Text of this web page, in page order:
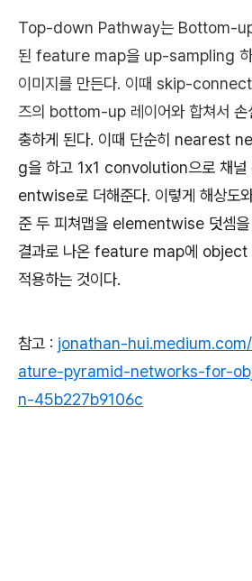
Top-down Pathway는 Bottom-
된 feature map을 up-sampling 하
이미지를 만든다. 이때 skip-
즈의 bottom-up 레이어와 합쳐서 손
충하게 된다. 이때 단순히 nearest
g을 하고 1x1 convolution으로 채널
entwise로 더해준다. 이렇게 해상도
준 두 피쳐맵을 elementwise 덧셈을
결과로 나온 feature map에
적용하는 것이다.
참고 : jonathan-
ature-pyramid-networks-for-
n-45b227b9106c